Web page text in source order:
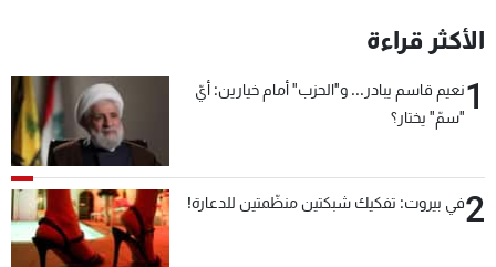
الأكثر قراءة
1نعيم قاسم يبادر... و"الحزب" أمام خيارين: أيّ
"سمّ" يختار؟
2في بيروت: تفكيك شبكتين منظّمتين للدعارة!